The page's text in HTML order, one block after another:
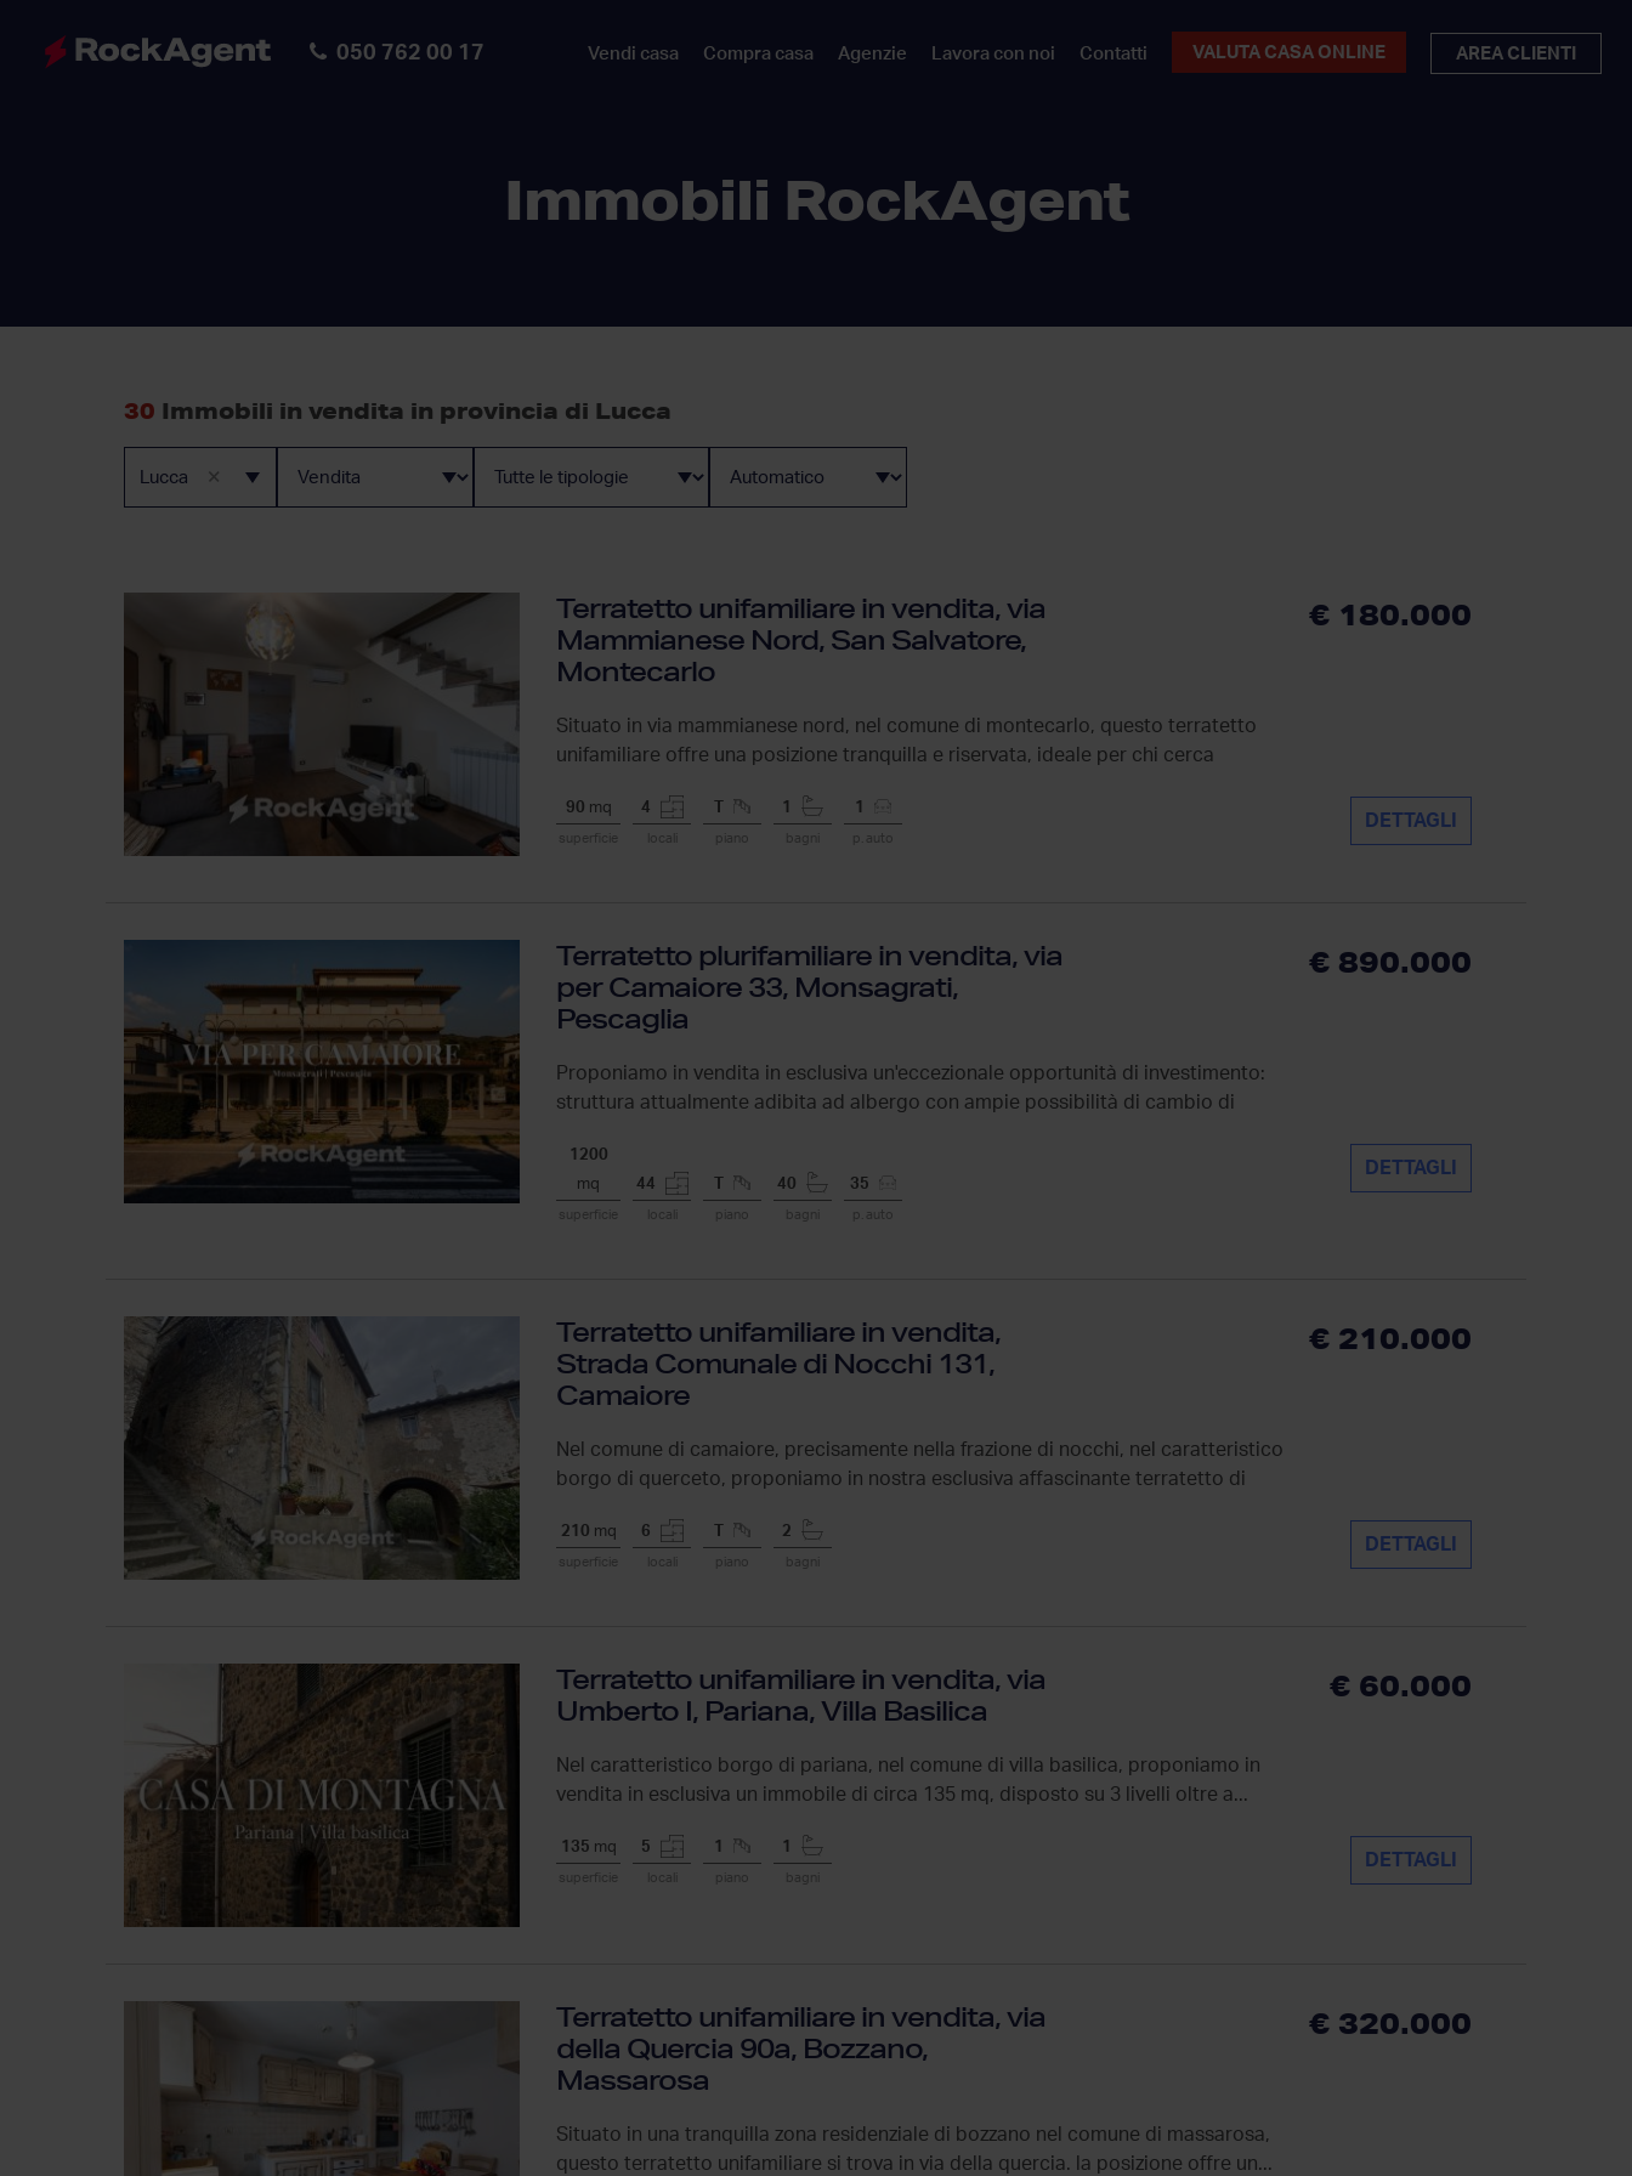
050 762 00 17 Vendi casa Compra casa Agenzie Lavora con noi Contatti VALUTA CASA ONLINE AREA CLIENTI
Immobili RockAgent
30 Immobili in vendita in provincia di Lucca
×
Lucca
Terratetto unifamiliare in vendita, via
Mammianese Nord, San Salvatore,
Montecarlo
€ 180.000
Situato in via mammianese nord, nel comune di montecarlo, questo terratetto
unifamiliare offre una posizione tranquilla e riservata, ideale per chi cerca
90 mq
superficie
4
locali piano
1
bagni
1
p. auto
DETTAGLI
Terratetto plurifamiliare in vendita, via
per Camaiore 33, Monsagrati,
Pescaglia
€ 890.000
Proponiamo in vendita in esclusiva un'eccezionale opportunità di investimento:
struttura attualmente adibita ad albergo con ampie possibilità di cambio di
1200
mq
superficie
44
locali piano
40
bagni
35
p. auto
DETTAGLI
Terratetto unifamiliare in vendita,
Strada Comunale di Nocchi 131,
Camaiore
€ 210.000
Nel comune di camaiore, precisamente nella frazione di nocchi, nel caratteristico
borgo di querceto, proponiamo in nostra esclusiva affascinante terratetto di
210 mq
superficie
6
locali piano
2
bagni
DETTAGLI
Terratetto unifamiliare in vendita, via
Umberto I, Pariana, Villa Basilica
€ 60.000
Nel caratteristico borgo di pariana, nel comune di villa basilica, proponiamo in
vendita in esclusiva un immobile di circa 135 mq, disposto su 3 livelli oltre a...
135 mq
superficie
5
locali
1
piano
1
bagni
DETTAGLI
Terratetto unifamiliare in vendita, via
della Quercia 90a, Bozzano,
Massarosa
€ 320.000
Situato in una tranquilla zona residenziale di bozzano nel comune di massarosa,
questo terratetto unifamiliare si trova in via della quercia. la posizione offre un...